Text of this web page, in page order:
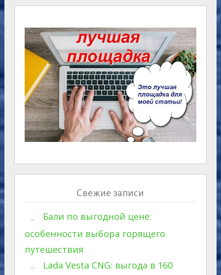
Свежие записи
Бали по выгодной цене:
особенности выбора горящего
путешествия
Lada Vesta CNG: выгода в 160